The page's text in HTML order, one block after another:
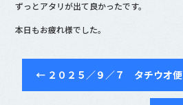
ずっとアタリが出て良かったです。
本日もお疲れ様でした。
← ２０２５／９／７ タチウオ便